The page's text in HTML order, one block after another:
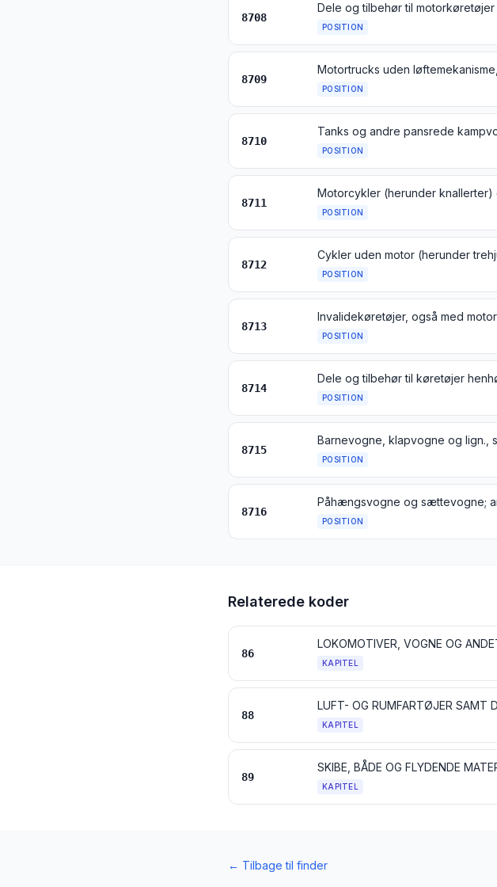
8708
Dele og tilbehør til
POSITION
8709
POSITION
8710
POSITION
8711
POSITION
8712
Cykler uden motor (herunder
POSITION
8713
Invalidekøretøjer, også med
POSITION
8714
Dele og tilbehør til køretøjer
POSITION
8715
Barnevogne, klapvogne og lign.,
POSITION
8716
POSITION
Relaterede koder
86
KAPITEL
88
LUFT- OG RUMFARTØJER SAMT
KAPITEL
89
SKIBE, BÅDE OG FLYDENDE
KAPITEL
← Tilbage til finder